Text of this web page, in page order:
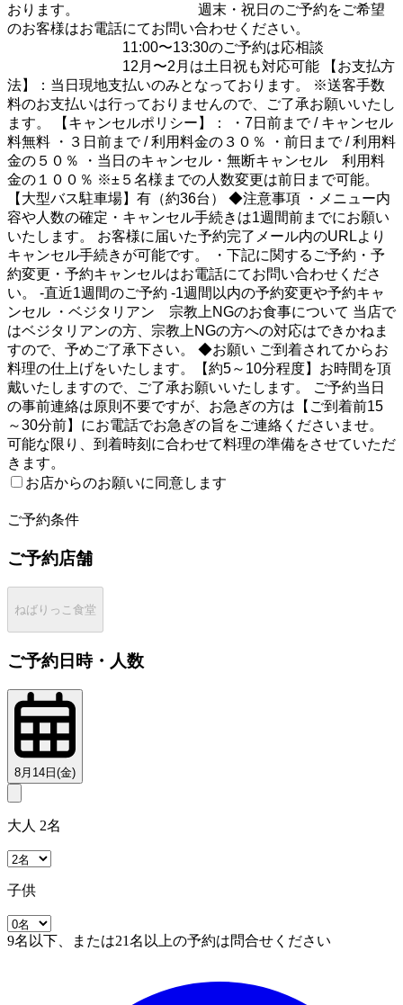
おります。 週末・祝日のご予約をご希望
のお客様はお電話にてお問い合わせください。
11:00〜13:30のご予約は応相談
12月〜2月は土日祝も対応可能 【お支払方
法】：当日現地支払いのみとなっております。 ※送客手数
料のお支払いは行っておりませんので、ご了承お願いいたし
ます。 【キャンセルポリシー】： ・7日前まで / キャンセル
料無料 ・３日前まで / 利用料金の３０％ ・前日まで / 利用料
金の５０％ ・当日のキャンセル・無断キャンセル 利用料
金の１００％ ※±５名様までの人数変更は前日まで可能。
【大型バス駐車場】有（約36台） ◆注意事項 ・メニュー内
容や人数の確定・キャンセル手続きは1週間前までにお願い
いたします。 お客様に届いた予約完了メール内のURLより
キャンセル手続きが可能です。 ・下記に関するご予約・予
約変更・予約キャンセルはお電話にてお問い合わせくださ
い。 -直近1週間のご予約 -1週間以内の予約変更や予約キャ
ンセル ・ベジタリアン 宗教上NGのお食事について 当店で
はベジタリアンの方、宗教上NGの方への対応はできかねま
すので、予めご了承下さい。 ◆お願い ご到着されてからお
料理の仕上げをいたします。【約5～10分程度】お時間を頂
戴いたしますので、ご了承お願いいたします。 ご予約当日
の事前連絡は原則不要ですが、お急ぎの方は【ご到着前15
～30分前】にお電話でお急ぎの旨をご連絡くださいませ。
可能な限り、到着時刻に合わせて料理の準備をさせていただ
きます。
お店からのお願いに同意します
ご予約条件
ご予約店舗
ねばりっこ食堂
ご予約日時・人数
8月14日(金)
大人 2名
子供
9名以下、または21名以上の予約は問合せください